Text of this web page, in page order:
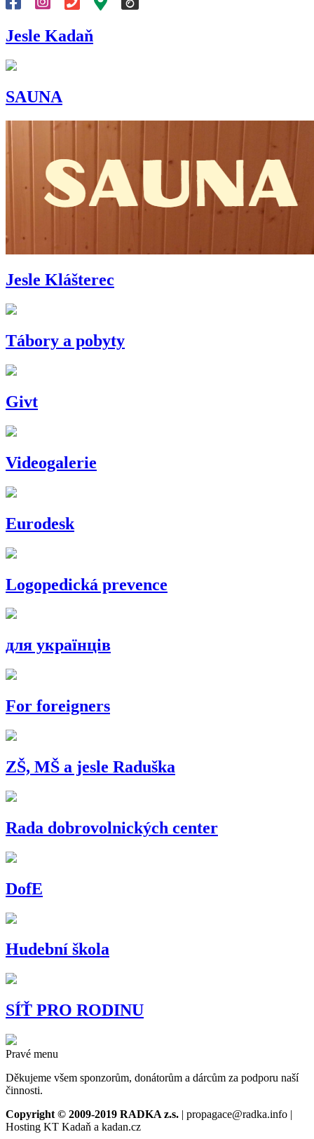
Jesle Kadaň
SAUNA
Jesle Klášterec
Tábory a pobyty
Givt
Videogalerie
Eurodesk
Logopedická prevence
для українців
For foreigners
ZŠ, MŠ a jesle Raduška
Rada dobrovolnických center
DofE
Hudební škola
SÍŤ PRO RODINU
Pravé menu
Děkujeme všem sponzorům, donátorům a dárcům za podporu naší
činnosti.
Copyright © 2009-2019 RADKA z.s. | propagace@radka.info |
Hosting KT Kadaň a kadan.cz